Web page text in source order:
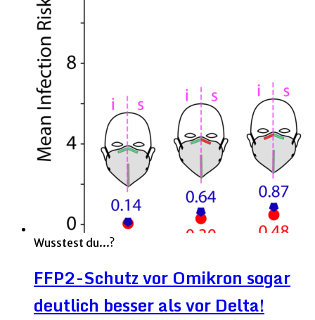
Wusstest du...?
FFP2-Schutz vor Omikron sogar
deutlich besser als vor Delta!